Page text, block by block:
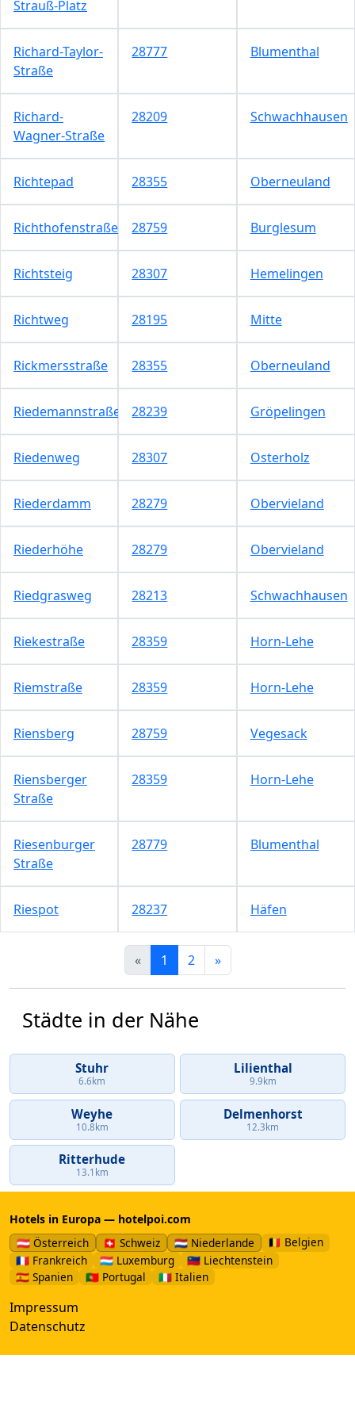
Strauß-Platz
Richard-Taylor-
Straße
28777 Blumenthal
Richard-
Wagner-Straße
28209 Schwachhausen
Richtepad 28355 Oberneuland
Richthofenstraße 28759 Burglesum
Richtsteig 28307 Hemelingen
Richtweg 28195 Mitte
Rickmersstraße 28355 Oberneuland
Riedemannstraße 28239 Gröpelingen
Riedenweg 28307 Osterholz
Riederdamm 28279 Obervieland
Riederhöhe 28279 Obervieland
Riedgrasweg 28213 Schwachhausen
Riekestraße 28359 Horn-Lehe
Riemstraße 28359 Horn-Lehe
Riensberg 28759 Vegesack
Riensberger
Straße
28359 Horn-Lehe
Riesenburger
Straße
28779 Blumenthal
Riespot 28237 Häfen
« 1 2 »
Städte in der Nähe
Stuhr
6.6km
Lilienthal
9.9km
Weyhe
10.8km
Delmenhorst
12.3km
Ritterhude
13.1km
Hotels in Europa — hotelpoi.com
🇦🇹 Österreich
🇨🇭 Schweiz 🇳🇱 Niederlande
🇧🇪 Belgien
🇫🇷 Frankreich
🇱🇺 Luxemburg
🇱🇮 Liechtenstein
🇪🇸 Spanien
🇵🇹 Portugal 🇮🇹 Italien
Impressum
Datenschutz